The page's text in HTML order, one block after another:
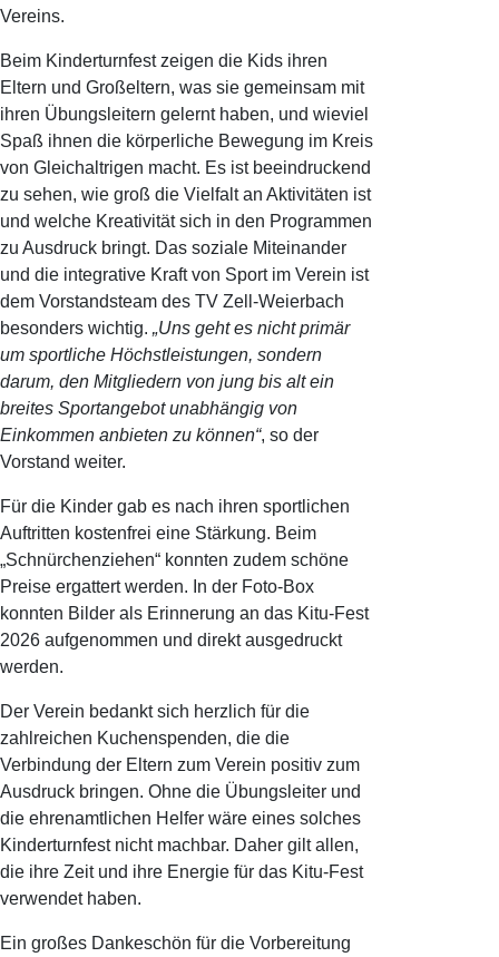
Vereins.
Beim Kinderturnfest zeigen die Kids ihren
Eltern und Großeltern, was sie gemeinsam mit
ihren Übungsleitern gelernt haben, und wieviel
Spaß ihnen die körperliche Bewegung im Kreis
von Gleichaltrigen macht. Es ist beeindruckend
zu sehen, wie groß die Vielfalt an Aktivitäten ist
und welche Kreativität sich in den Programmen
zu Ausdruck bringt. Das soziale Miteinander
und die integrative Kraft von Sport im Verein ist
dem Vorstandsteam des TV Zell-Weierbach
besonders wichtig. „Uns geht es nicht primär
um sportliche Höchstleistungen, sondern
darum, den Mitgliedern von jung bis alt ein
breites Sportangebot unabhängig von
Einkommen anbieten zu können“, so der
Vorstand weiter.
Für die Kinder gab es nach ihren sportlichen
Auftritten kostenfrei eine Stärkung. Beim
„Schnürchenziehen“ konnten zudem schöne
Preise ergattert werden. In der Foto-Box
konnten Bilder als Erinnerung an das Kitu-Fest
2026 aufgenommen und direkt ausgedruckt
werden.
Der Verein bedankt sich herzlich für die
zahlreichen Kuchenspenden, die die
Verbindung der Eltern zum Verein positiv zum
Ausdruck bringen. Ohne die Übungsleiter und
die ehrenamtlichen Helfer wäre eines solches
Kinderturnfest nicht machbar. Daher gilt allen,
die ihre Zeit und ihre Energie für das Kitu-Fest
verwendet haben.
Ein großes Dankeschön für die Vorbereitung